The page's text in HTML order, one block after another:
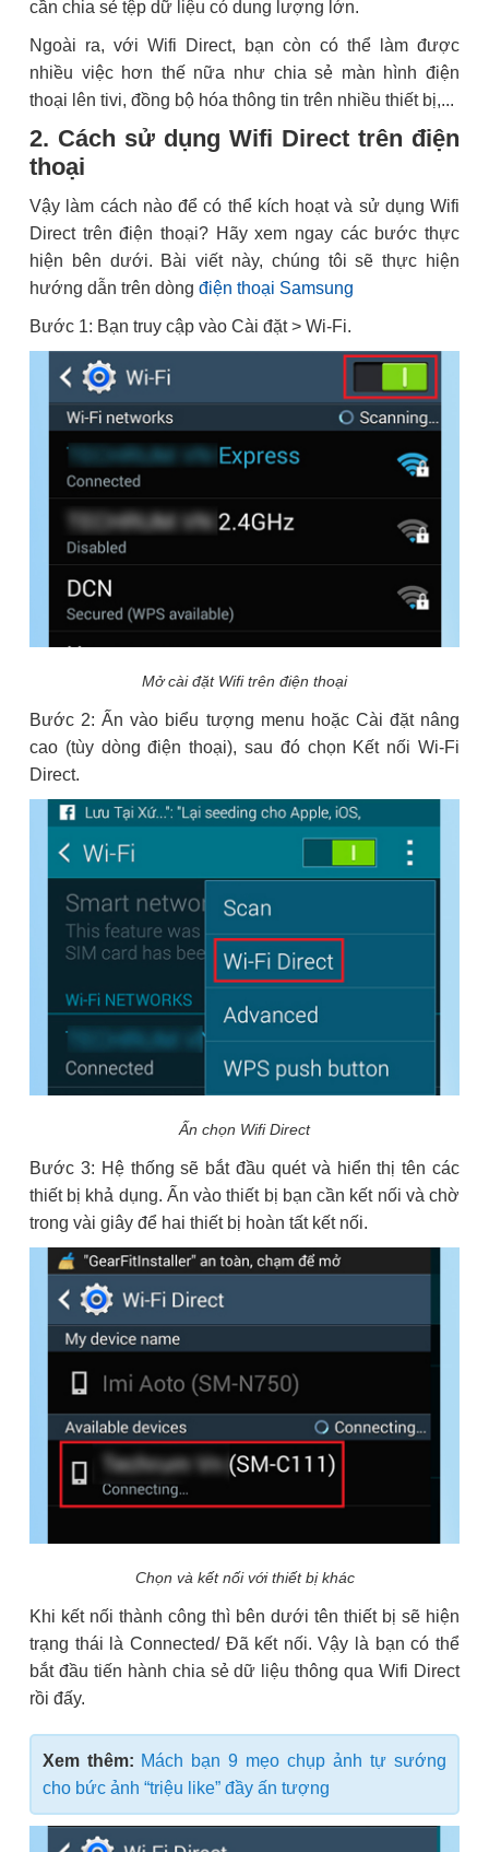
cần chia sẻ tệp dữ liệu có dung lượng lớn.
Ngoài ra, với Wifi Direct, bạn còn có thể làm được
nhiều việc hơn thế nữa như chia sẻ màn hình điện
thoại lên tivi, đồng bộ hóa thông tin trên nhiều thiết bị,...
2. Cách sử dụng Wifi Direct trên điện
thoại
Vậy làm cách nào để có thể kích hoạt và sử dụng Wifi
Direct trên điện thoại? Hãy xem ngay các bước thực
hiện bên dưới. Bài viết này, chúng tôi sẽ thực hiện
hướng dẫn trên dòng điện thoại Samsung
Bước 1: Bạn truy cập vào Cài đặt > Wi-Fi.
Mở cài đặt Wifi trên điện thoại
Bước 2: Ấn vào biểu tượng menu hoặc Cài đặt nâng
cao (tùy dòng điện thoại), sau đó chọn Kết nối Wi-Fi
Direct.
Ấn chọn Wifi Direct
Bước 3: Hệ thống sẽ bắt đầu quét và hiển thị tên các
thiết bị khả dụng. Ấn vào thiết bị bạn cần kết nối và chờ
trong vài giây để hai thiết bị hoàn tất kết nối.
Chọn và kết nối với thiết bị khác
Khi kết nối thành công thì bên dưới tên thiết bị sẽ hiện
trạng thái là Connected/ Đã kết nối. Vậy là bạn có thể
bắt đầu tiến hành chia sẻ dữ liệu thông qua Wifi Direct
rồi đấy.
Xem thêm: Mách bạn 9 mẹo chụp ảnh tự sướng
cho bức ảnh “triệu like” đầy ấn tượng